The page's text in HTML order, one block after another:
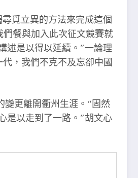
覓立異的方法來完成這個
餐與加入此次征文競賽就
述是以得以延續。”一論理
，我們不克不及忘卻中國
更離開衢州生涯。“固然
是以走到了一路。”胡文心